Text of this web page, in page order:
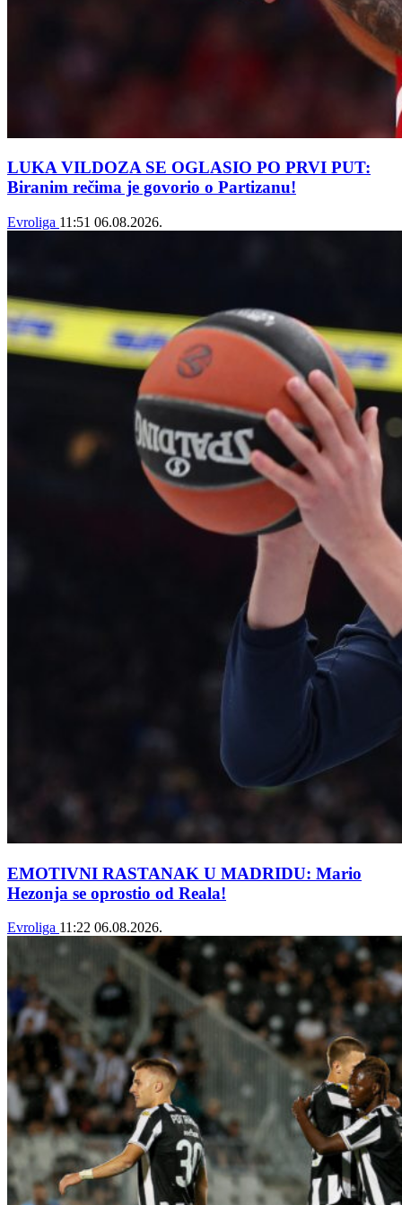
LUKA VILDOZA SE OGLASIO PO PRVI PUT:
Biranim rečima je govorio o Partizanu!
Evroliga 11:51 06.08.2026.
EMOTIVNI RASTANAK U MADRIDU: Mario
Hezonja se oprostio od Reala!
Evroliga 11:22 06.08.2026.